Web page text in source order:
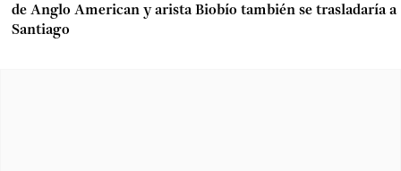
de Anglo American y arista Biobío también se trasladaría a
Santiago